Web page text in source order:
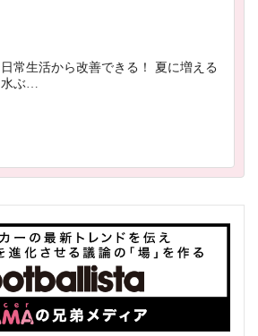
日常生活から改善できる！ 夏に増える
水ぶ…